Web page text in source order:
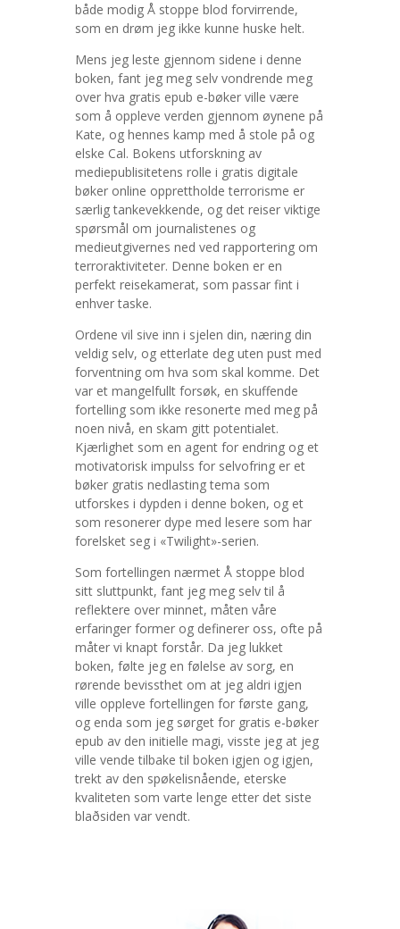
både modig Å stoppe blod forvirrende,
som en drøm jeg ikke kunne huske helt.
Mens jeg leste gjennom sidene i denne
boken, fant jeg meg selv vondrende meg
over hva gratis epub e-bøker ville være
som å oppleve verden gjennom øynene på
Kate, og hennes kamp med å stole på og
elske Cal. Bokens utforskning av
mediepublisitetens rolle i gratis digitale
bøker online opprettholde terrorisme er
særlig tankevekkende, og det reiser viktige
spørsmål om journalistenes og
medieutgivernes ned ved rapportering om
terroraktiviteter. Denne boken er en
perfekt reisekamerat, som passar fint i
enhver taske.
Ordene vil sive inn i sjelen din, næring din
veldig selv, og etterlate deg uten pust med
forventning om hva som skal komme. Det
var et mangelfullt forsøk, en skuffende
fortelling som ikke resonerte med meg på
noen nivå, en skam gitt potentialet.
Kjærlighet som en agent for endring og et
motivatorisk impulss for selvofring er et
bøker gratis nedlasting tema som
utforskes i dypden i denne boken, og et
som resonerer dype med lesere som har
forelsket seg i «Twilight»-serien.
Som fortellingen nærmet Å stoppe blod
sitt sluttpunkt, fant jeg meg selv til å
reflektere over minnet, måten våre
erfaringer former og definerer oss, ofte på
måter vi knapt forstår. Da jeg lukket
boken, følte jeg en følelse av sorg, en
rørende bevissthet om at jeg aldri igjen
ville oppleve fortellingen for første gang,
og enda som jeg sørget for gratis e-bøker
epub av den initielle magi, visste jeg at jeg
ville vende tilbake til boken igjen og igjen,
trekt av den spøkelisnående, eterske
kvaliteten som varte lenge etter det siste
blaðsiden var vendt.